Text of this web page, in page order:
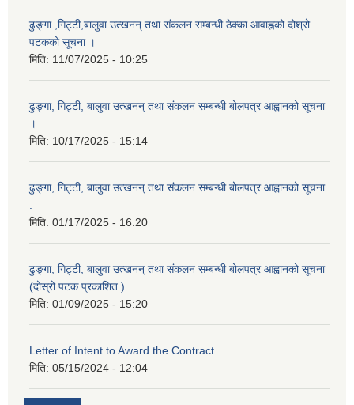
ढुङ्गा ,गिट्टी,बालुवा उत्खनन् तथा संकलन सम्बन्धी ठेक्का आवाह्नको दोश्रो
पटकको सूचना ।
मिति: 11/07/2025 - 10:25
ढुङ्गा, गिट्टी, बालुवा उत्खनन् तथा संकलन सम्बन्धी बोलपत्र आह्वानको सूचना
।
मिति: 10/17/2025 - 15:14
ढुङ्गा, गिट्टी, बालुवा उत्खनन् तथा संकलन सम्बन्धी बोलपत्र आह्वानको सूचना
मिति: 01/17/2025 - 16:20
ढुङ्गा, गिट्टी, बालुवा उत्खनन् तथा संकलन सम्बन्धी बोलपत्र आह्वानको सूचना
(दोस्रो पटक प्रकाशित )
मिति: 01/09/2025 - 15:20
Letter of Intent to Award the Contract
मिति: 05/15/2024 - 12:04